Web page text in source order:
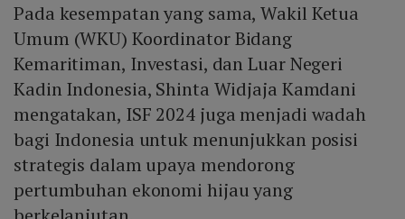
Pada kesempatan yang sama, Wakil Ketua
Umum (WKU) Koordinator Bidang
Kemaritiman, Investasi, dan Luar Negeri
Kadin Indonesia, Shinta Widjaja Kamdani
mengatakan, ISF 2024 juga menjadi wadah
bagi Indonesia untuk menunjukkan posisi
strategis dalam upaya mendorong
pertumbuhan ekonomi hijau yang